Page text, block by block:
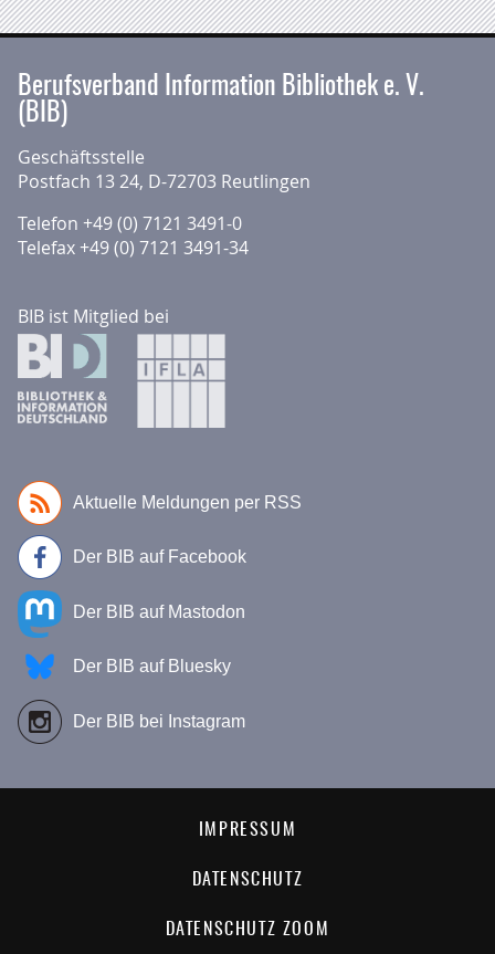
IMPRESSUM
DATENSCHUTZ
DATENSCHUTZ ZOOM
BIB ist Mitglied bei
Berufsverband Information Bibliothek e. V.
(BIB)
Geschäftsstelle
Postfach 13 24, D-72703 Reutlingen
Telefon +49 (0) 7121 3491-0
Telefax +49 (0) 7121 3491-34
Aktuelle Meldungen per RSS
Der BIB auf Facebook
Der BIB auf Mastodon
Der BIB auf Bluesky
Der BIB bei Instagram